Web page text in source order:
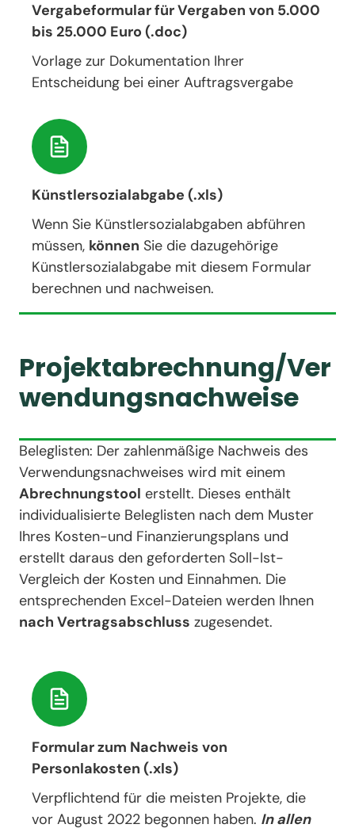
Vergabeformular für Vergaben von 5.000
bis 25.000 Euro (.doc)
Vorlage zur Dokumentation Ihrer
Entscheidung bei einer Auftragsvergabe
Künstlersozialabgabe (.xls)
Wenn Sie Künstlersozialabgaben abführen
müssen, können Sie die dazugehörige
Künstlersozialabgabe mit diesem Formular
berechnen und nachweisen.
Projektabrechnung/Ver
wendungsnachweise
Beleglisten: Der zahlenmäßige Nachweis des
Verwendungsnachweises wird mit einem
Abrechnungstool erstellt. Dieses enthält
individualisierte Beleglisten nach dem Muster
Ihres Kosten-und Finanzierungsplans und
erstellt daraus den geforderten Soll-Ist-
Vergleich der Kosten und Einnahmen. Die
entsprechenden Excel-Dateien werden Ihnen
nach Vertragsabschluss zugesendet.
Formular zum Nachweis von
Personlakosten (.xls)
Verpflichtend für die meisten Projekte, die
vor August 2022 begonnen haben. In allen